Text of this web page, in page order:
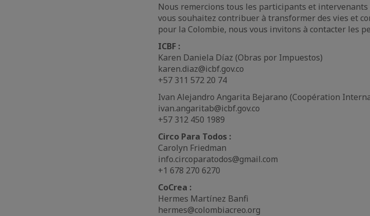
Nous remercions tous les participants et intervenants
vous souhaitez contribuer à transformer des vies et
pour la Colombie, nous vous invitons à contacter les
ICBF :
Karen Daniela Díaz (Obras por Impuestos)
karen.diaz@icbf.gov.co
+57 311 572 20 74
Ivan Alejandro Angarita Bejarano (Coopération
ivan.angaritab@icbf.gov.co
+57 312 450 1989
Circo Para Todos :
Carolyn Friedman
info.circoparatodos@gmail.com
+1 678 270 6270
CoCrea :
Hermes Martínez Banfi
hermes@colombiacreo.org